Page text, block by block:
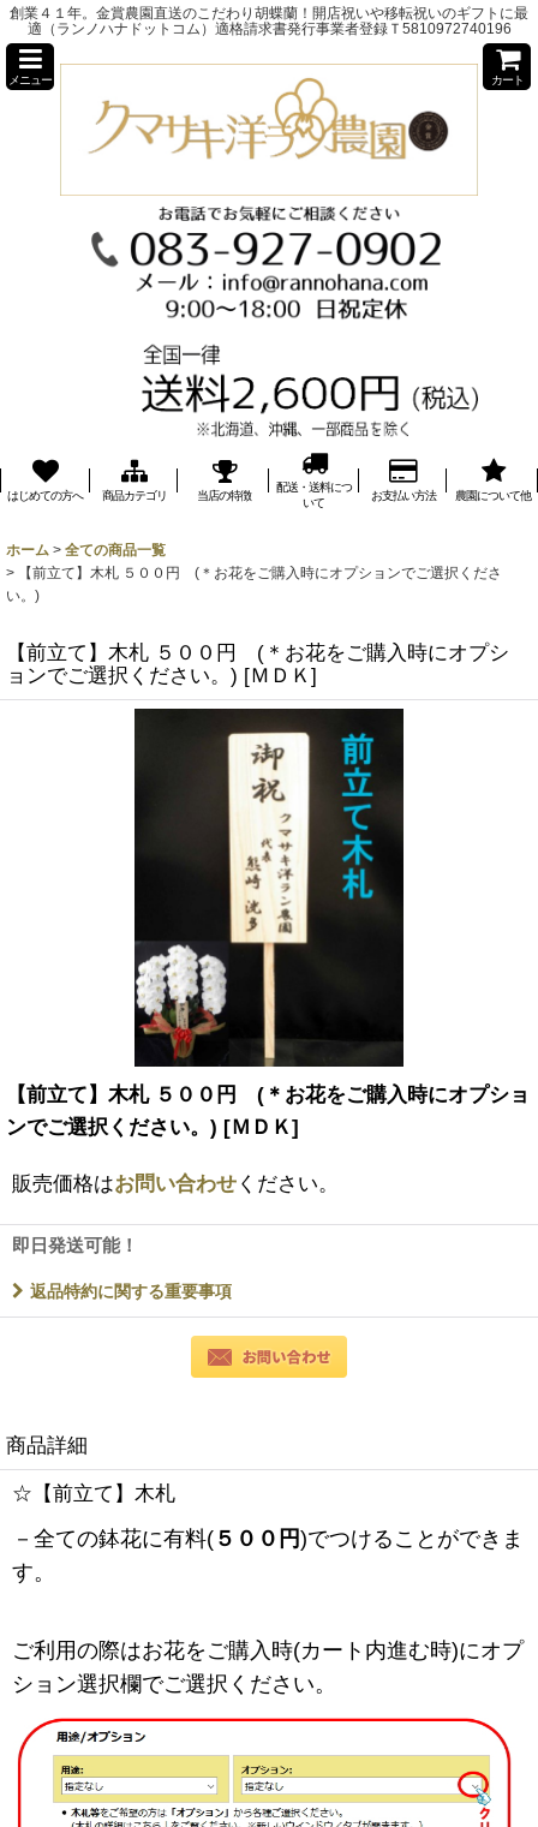
創業４１年。金賞農園直送のこだわり胡蝶蘭！開店祝いや移転祝いのギフトに最
適（ランノハナドットコム）適格請求書発行事業者登録Ｔ5810972740196
メニュー カート
はじめての方へ 商品カテゴリ 当店の特徴
配送・送料につ
いて
お支払い方法 農園について他
ホーム > 全ての商品一覧
>
【前立て】木札 ５００円 (＊お花をご購入時にオプションでご選択くださ
い。)
【前立て】木札 ５００円 (＊お花をご購入時にオプシ
ョンでご選択ください。) [ＭＤＫ ]
【前立て】木札 ５００円 (＊お花をご購入時にオプショ
ンでご選択ください。) [ＭＤＫ]
販売価格はお問い合わせ ください。
即日発送可能！
返品特約に関する重要事項
商品詳細
☆【前立て】木札
－全ての鉢花に有料( ５００円)でつけることができま
す。
ご利用の際はお花をご購入時(カート内進む時)にオプ
ション選択欄でご選択ください。